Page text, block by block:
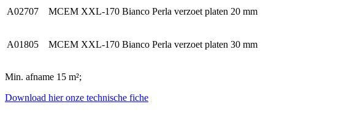
A02707 MCEM XXL-170 Bianco Perla verzoet platen 20 mm
A01805 MCEM XXL-170 Bianco Perla verzoet platen 30 mm
Min. afname 15 m²;
Download hier onze technische fiche